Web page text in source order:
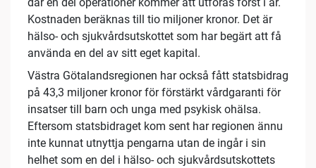
Kostnaden beräknas till tio miljoner kronor. Det är
hälso- och sjukvårdsutskottet som har begärt att få
använda en del av sitt eget kapital.
Västra Götalandsregionen har också fått statsbidrag
på 43,3 miljoner kronor för förstärkt vårdgaranti för
insatser till barn och unga med psykisk ohälsa.
Eftersom statsbidraget kom sent har regionen ännu
inte kunnat utnyttja pengarna utan de ingår i sin
helhet som en del i hälso- och sjukvårdsutskottets